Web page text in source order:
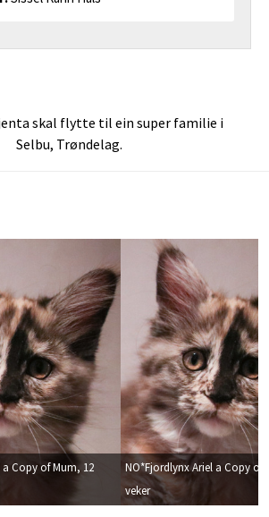
skal flytte til ein super familie i
Selbu, Trøndelag.
Copy of Mum, 12
NO*Fjordlynx Ariel a Copy of
veker